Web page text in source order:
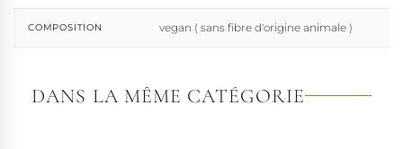
COMPOSITION vegan ( sans fibre d'origine animale )
DANS LA MÊME CATÉGORIE